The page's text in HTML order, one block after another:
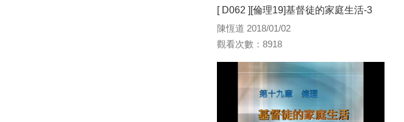
[ D062 ][倫理19]基督徒的家庭生活-3
陳恆道 2018/01/02
觀看次數：8918